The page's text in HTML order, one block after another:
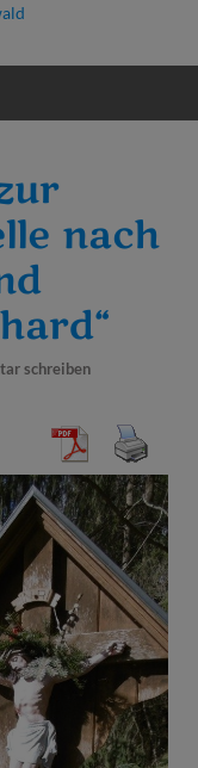
nach
schreiben